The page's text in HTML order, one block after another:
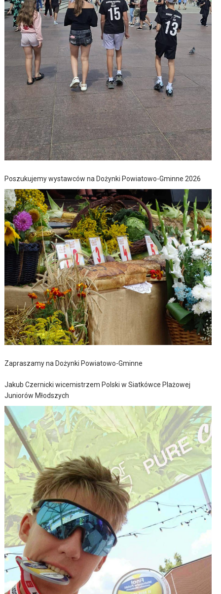
Poszukujemy wystawców na Dożynki Powiatowo-Gminne 2026
Zapraszamy na Dożynki Powiatowo-Gminne
Jakub Czernicki wicemistrzem Polski w Siatkówce Plażowej
Juniorów Młodszych